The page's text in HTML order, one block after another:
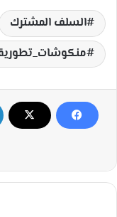
السلف المشترك